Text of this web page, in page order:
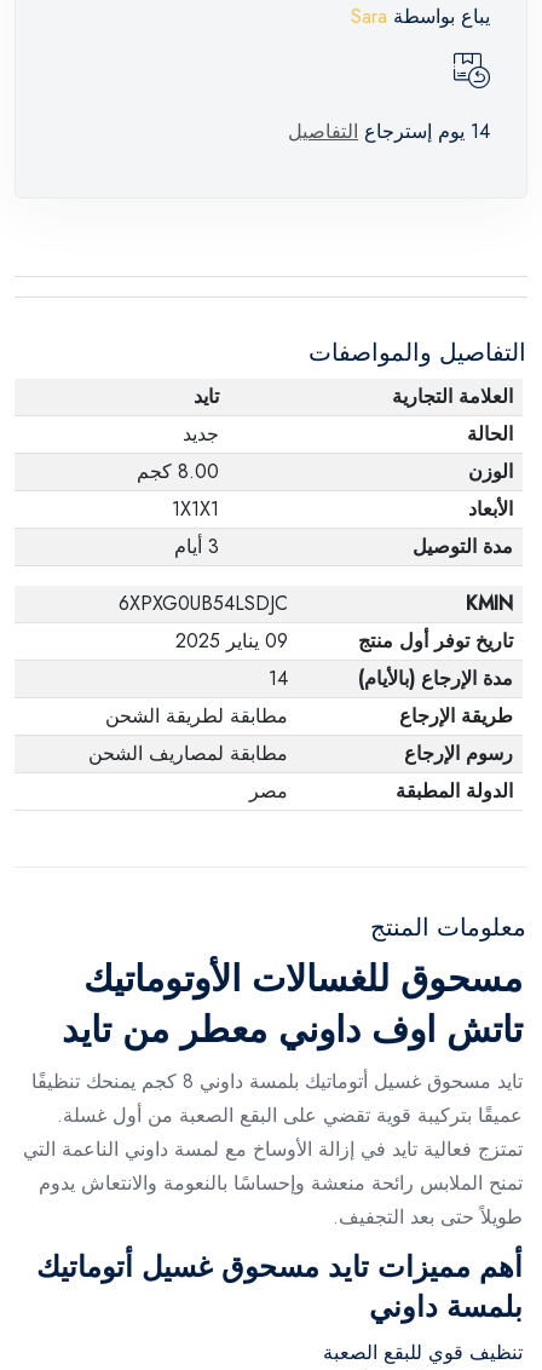
يباع بواسطة Sara
14 يوم إسترجاع التفاصيل
التفاصيل والمواصفات
العلامة التجارية
تايد
الحالة
جديد
الوزن
8.00 كجم
الأبعاد
1X1X1
مدة التوصيل
3 أيام
KMIN
6XPXG0UB54LSDJC
تاريخ توفر أول منتج
09 يناير 2025
مدة الإرجاع (بالأيام)
14
طريقة الإرجاع
مطابقة لطريقة الشحن
رسوم الإرجاع
مطابقة لمصاريف الشحن
الدولة المطبقة
مصر
معلومات المنتج
مسحوق للغسالات الأوتوماتيك
تاتش اوف داوني معطر من تايد
تايد مسحوق غسيل أتوماتيك بلمسة داوني 8 كجم يمنحك تنظيفًا
عميقًا بتركيبة قوية تقضي على البقع الصعبة من أول غسلة.
تمتزج فعالية تايد في إزالة الأوساخ مع لمسة داوني الناعمة التي
تمنح الملابس رائحة منعشة وإحساسًا بالنعومة والانتعاش يدوم
طويلاً حتى بعد التجفيف.
أهم مميزات تايد مسحوق غسيل أتوماتيك
بلمسة داوني
تنظيف قوي للبقع الصعبة